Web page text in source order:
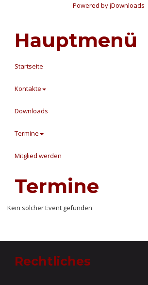
Powered by jDownloads
Hauptmenü
Startseite
Kontakte
Downloads
Termine
Mitglied werden
Termine
Kein solcher Event gefunden
Rechtliches